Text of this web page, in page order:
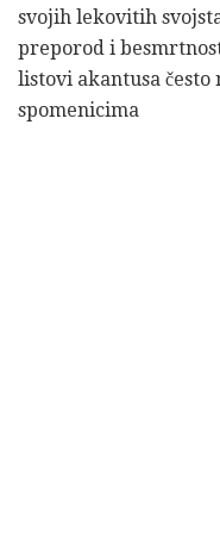
svojih lekovitih
preporod i
listovi akantusa
spomenicima